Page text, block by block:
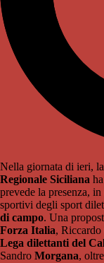
Nella giornata di ieri,
Regionale Siciliana
prevede la presenza,
sportivi degli sport
di campo. Una
Forza Italia, Riccardo
Lega dilettanti del
Sandro Morgana,